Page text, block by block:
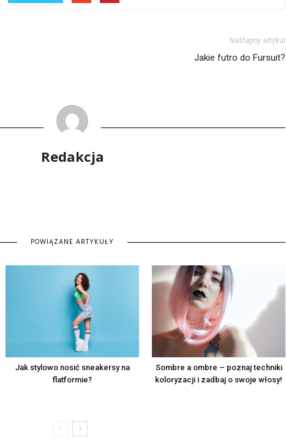
Następny artykuł
Jakie futro do Fursuit?
Redakcja
POWIĄZANE ARTYKUŁY
Jak stylowo nosić sneakersy na
flatformie?
Sombre a ombre – poznaj techniki
koloryzacji i zadbaj o swoje włosy!